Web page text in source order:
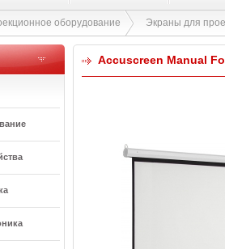
оборудование Экраны для
Accuscreen Manual